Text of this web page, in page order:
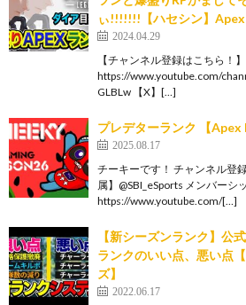
ぃ!!!!!!!【ハセシン】
2024.04.29
【チャンネル登録はこちら！】
https://www.youtube.com/
GLBLw 【X】[…]
プレデターランク 【Apex
2025.08.17
チーキーです！ チャンネル登
属】@SBI_eSports メンバーシ
https://www.youtube.com/[…]
【新シーズンランク】公
ランクのいい点、悪い点
ズ】
2022.06.17